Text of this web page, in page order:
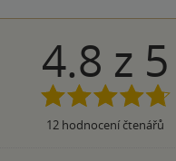
4.8 z 5
12 hodnocení čtenářů